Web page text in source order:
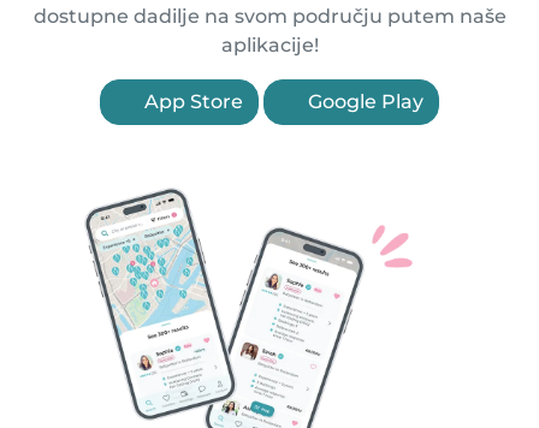
dostupne dadilje na svom području putem naše
aplikacije!
App Store Google Play